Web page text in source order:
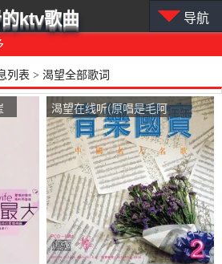
ktv歌曲 导航
列表 > 渴望全部歌词
渴望在线听(原唱是毛阿
敏)，张zf演唱点播:86次